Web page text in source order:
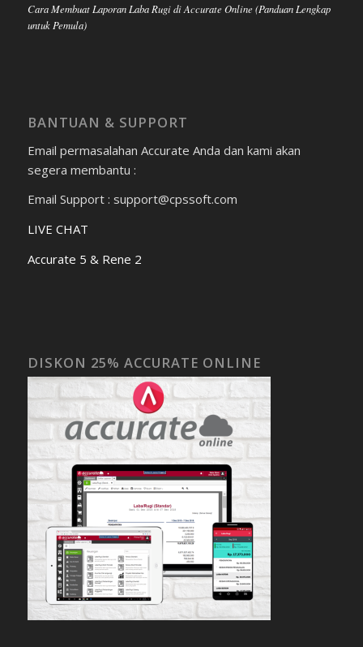
Cara Membuat Laporan Laba Rugi di Accurate Online (Panduan Lengkap
untuk Pemula)
BANTUAN & SUPPORT
Email permasalahan Accurate Anda dan kami akan
segera membantu :
Email Support : support@cpssoft.com
LIVE CHAT
Accurate 5 & Rene 2
DISKON 25% ACCURATE ONLINE